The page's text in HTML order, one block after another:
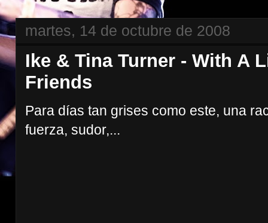
martes, 14 de octubre de 2008
Ike & Tina Turner - With A
Friends
Para días tan grises como este, una
fuerza, sudor,...